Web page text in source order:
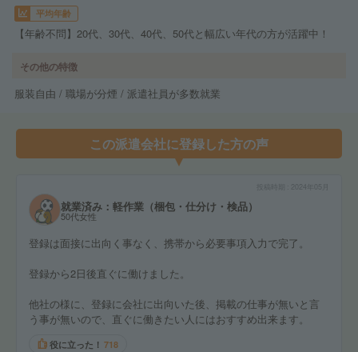
平均年齢
【年齢不問】20代、30代、40代、50代と幅広い年代の方が活躍中！
その他の特徴
服装自由 / 職場が分煙 / 派遣社員が多数就業
この派遣会社に登録した方の声
2024年05月
就業済み：軽作業（梱包・仕分け・検品）
50代女性
登録は面接に出向く事なく、携帯から必要事項入力で完了。
登録から2日後直ぐに働けました。
他社の様に、登録に会社に出向いた後、掲載の仕事が無いと言
う事が無いので、直ぐに働きたい人にはおすすめ出来ます。
役に立った！ 718